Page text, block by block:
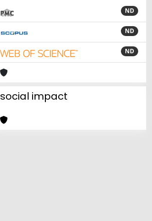
ND
ND
ND
social impact